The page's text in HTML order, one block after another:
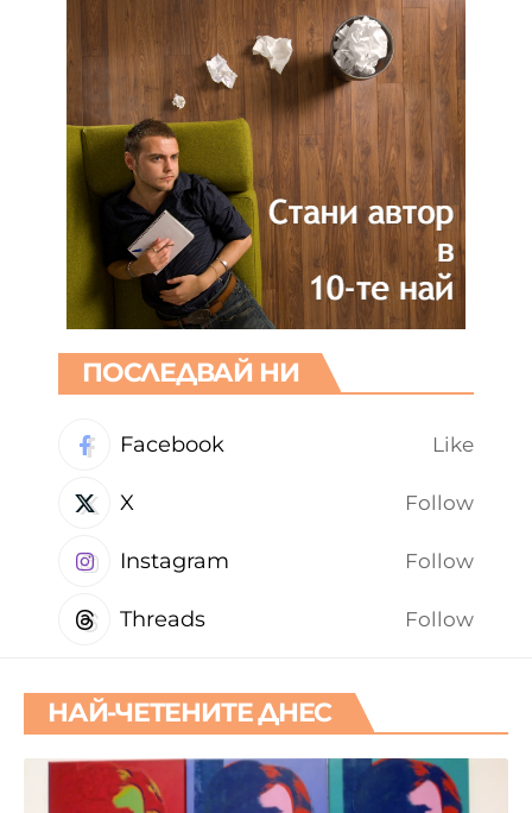
ПОСЛЕДВАЙ НИ
Facebook Like
X Follow
Instagram Follow
Threads Follow
НАЙ-ЧЕТЕНИТЕ ДНЕС